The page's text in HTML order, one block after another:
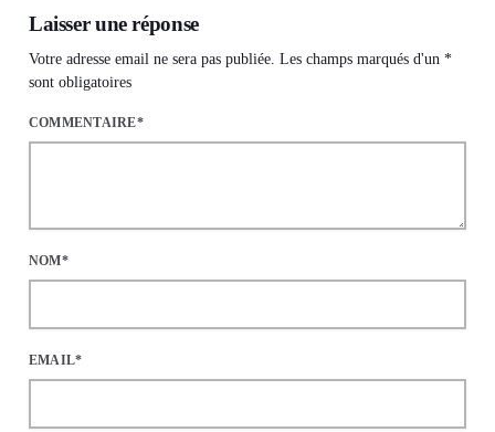
Laisser une réponse
Votre adresse email ne sera pas publiée. Les champs marqués d'un *
sont obligatoires
COMMENTAIRE*
NOM*
EMAIL*